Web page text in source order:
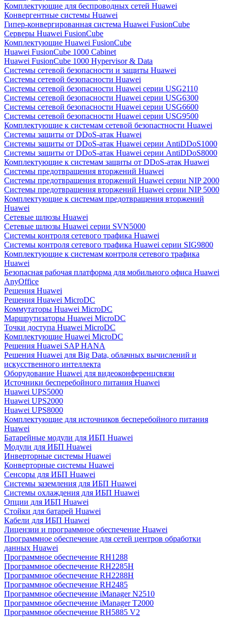
Комплектующие для беспроводных сетей Huawei
Конвергентные системы Huawei
Гипер-конвергированная система Huawei FusionCube
Серверы Huawei FusionCube
Комплектующие Huawei FusionCube
Huawei FusionCube 1000 Cabinet
Huawei FusionCube 1000 Hypervisor & Data
Системы сетевой безопасности и защиты Huawei
Системы сетевой безопасности Huawei
Системы сетевой безопасности Huawei серии USG2110
Системы сетевой безопасности Huawei серии USG6300
Системы сетевой безопасности Huawei серии USG6600
Системы сетевой безопасности Huawei серии USG9500
Комплектующие к системам сетевой безопастности Huawei
Системы защиты от DDoS-атак Huawei
Системы защиты от DDoS-атак Huawei серии AntiDDoS1000
Системы защиты от DDoS-атак Huawei серии AntiDDoS8000
Комплектующие к системам защиты от DDoS-атак Huawei
Системы предотвращения вторжений Huawei
Системы предотвращения вторжений Huawei серии NIP 2000
Системы предотвращения вторжений Huawei серии NIP 5000
Комплектующие к системам предотвращения вторжений
Huawei
Сетевые шлюзы Huawei
Сетевые шлюзы Huawei серии SVN5000
Системы контроля сетевого трафика Huawei
Системы контроля сетевого трафика Huawei серии SIG9800
Комплектующие к системам контроля сетевого трафика
Huawei
Безопасная рабочая платформа для мобильного офиса Huawei
AnyOffice
Решения Huawei
Решения Huawei MicroDC
Коммутаторы Huawei MicroDC
Маршрутизаторы Huawei MicroDC
Точки доступа Huawei MicroDC
Комплектующие Huawei MicroDC
Решения Huawei SAP HANA
Решения Huawei для Big Data, облачных вычислений и
искусственного интеллекта
Оборудование Huawei для видеоконференцсвязи
Источники бесперебойного питания Huawei
Huawei UPS5000
Huawei UPS2000
Huawei UPS8000
Комплектующие для источников бесперебойного питания
Huawei
Батарейные модули для ИБП Huawei
Модули для ИБП Huawei
Инверторные системы Huawei
Конверторные системы Huawei
Сенсоры для ИБП Huawei
Системы заземления для ИБП Huawei
Системы охлаждения для ИБП Huawei
Опции для ИБП Huawei
Стойки для батарей Huawei
Кабели для ИБП Huawei
Лицензии и программное обеспечение Huawei
Программное обеспечение для сетей центров обработки
данных Huawei
Программное обеспечение RH1288
Программное обеспечение RH2285H
Программное обеспечение RH2288H
Программное обеспечение RH2485
Программное обеспечение iManager N2510
Программное обеспечение iManager T2000
Программное обеспечение RH5885 V2